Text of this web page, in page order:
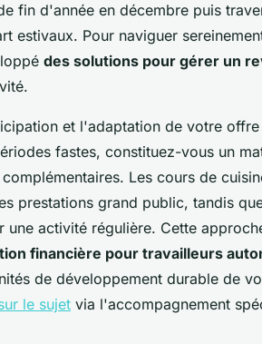
fin d'année en décembre puis
estivaux. Pour naviguer
des solutions pour gérer un
et l'adaptation de votre
fastes, constituez-vous un
Les cours de
prestations grand public, tandis
une activité régulière. Cette
financière pour travailleurs
de développement durable de
le sujet via l'accompagnement